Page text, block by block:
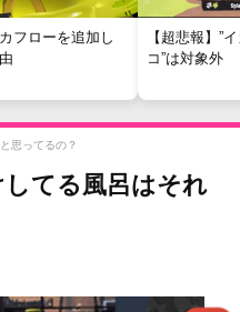
フローを追加し
【超悲報】”
コ”は対象外
思ってるの？
してる風呂はそれ